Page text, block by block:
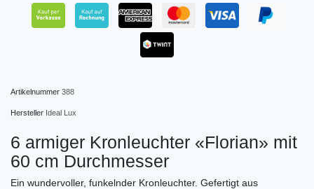
Artikelnummer 388
Hersteller Ideal Lux
6 armiger Kronleuchter «Florian» mit
60 cm Durchmesser
Ein wundervoller, funkelnder Kronleuchter. Gefertigt aus